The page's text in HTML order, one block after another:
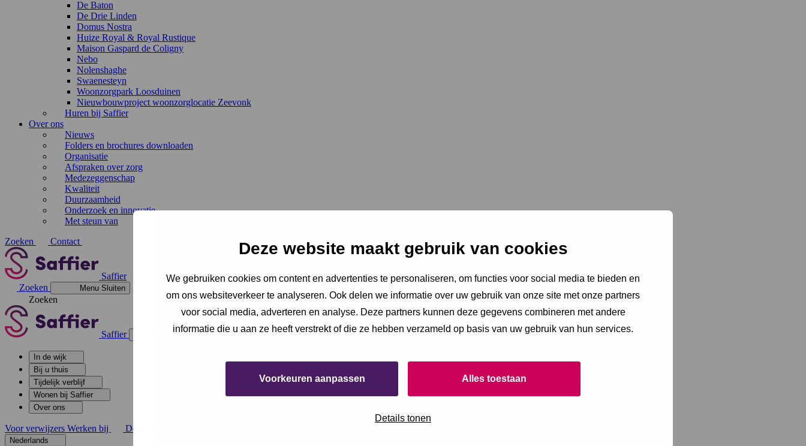
Deze website maakt gebruik van cookies
We gebruiken cookies om content en advertenties te personaliseren, om functies voor social media te bieden en
om ons websiteverkeer te analyseren. Ook delen we informatie over uw gebruik van onze site met onze partners
voor social media, adverteren en analyse. Deze partners kunnen deze gegevens combineren met andere
informatie die u aan ze heeft verstrekt of die ze hebben verzameld op basis van uw gebruik van hun services.
Voorkeuren aanpassen Alles toestaan
Details tonen
De Baton
De Drie Linden
Domus Nostra
Huize Royal & Royal Rustique
Maison Gaspard de Coligny
Nebo
Nolenshaghe
Swaenesteyn
Woonzorgpark Loosduinen
Nieuwbouwproject woonzorglocatie Zeevonk
Huren bij Saffier
Over ons
Nieuws
Folders en brochures downloaden
Organisatie
Afspraken over zorg
Medezeggenschap
Kwaliteit
Duurzaamheid
Onderzoek en innovatie
Met steun van
Zoeken
Contact
Saffier
Zoeken
Menu Sluiten
Zoeken
Saffier
In de wijk
Bij u thuis
Tijdelijk verblijf
Wonen bij Saffier
Over ons
Voor verwijzers Werken bij Deze link gaat naar een externe website en opent in een nieuw venster.
Nederlands